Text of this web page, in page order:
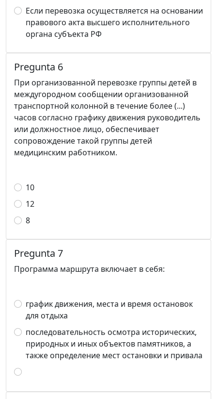
Если перевозка осуществляется на основании
правового акта высшего исполнительного
органа субъекта РФ
Pregunta 6
При организованной перевозке группы детей в
междугородном сообщении организованной
транспортной колонной в течение более (...)
часов согласно графику движения руководитель
или должностное лицо, обеспечивает
сопровождение такой группы детей
медицинским работником.
10
12
8
Pregunta 7
Программа маршрута включает в себя:
график движения, места и время остановок
для отдыха
последовательность осмотра исторических,
природных и иных объектов памятников, а
также определение мест остановки и привала